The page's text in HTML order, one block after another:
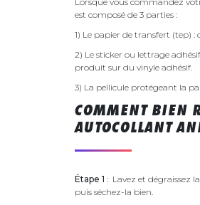
est composé de 3 parties :
1) Le papier de transfert (tep)
2) Le sticker ou lettrage
produit sur du vinyle adhésif.
3) La pellicule protégeant la
COMMENT BIEN
AUTOCOLLANT
Étape 1 : Lavez et dégraissez
puis séchez-la bien.